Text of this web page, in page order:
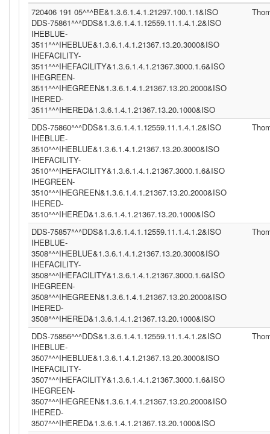
720406 191 05^^^BE&1.3.6.1.4.1.21297.100.1.1&ISO
DDS-75861^^^DDS&1.3.6.1.4.1.12559.11.1.4.1.2&ISO
IHEBLUE-
3511^^^IHEBLUE&1.3.6.1.4.1.21367.13.20.3000&ISO
IHEFACILITY-
3511^^^IHEFACILITY&1.3.6.1.4.1.21367.3000.1.6&ISO
IHEGREEN-
3511^^^IHEGREEN&1.3.6.1.4.1.21367.13.20.2000&ISO
IHERED-
3511^^^IHERED&1.3.6.1.4.1.21367.13.20.1000&ISO
DDS-75860^^^DDS&1.3.6.1.4.1.12559.11.1.4.1.2&ISO
IHEBLUE-
3510^^^IHEBLUE&1.3.6.1.4.1.21367.13.20.3000&ISO
IHEFACILITY-
3510^^^IHEFACILITY&1.3.6.1.4.1.21367.3000.1.6&ISO
IHEGREEN-
3510^^^IHEGREEN&1.3.6.1.4.1.21367.13.20.2000&ISO
IHERED-
3510^^^IHERED&1.3.6.1.4.1.21367.13.20.1000&ISO
DDS-75857^^^DDS&1.3.6.1.4.1.12559.11.1.4.1.2&ISO
IHEBLUE-
3508^^^IHEBLUE&1.3.6.1.4.1.21367.13.20.3000&ISO
IHEFACILITY-
3508^^^IHEFACILITY&1.3.6.1.4.1.21367.3000.1.6&ISO
IHEGREEN-
3508^^^IHEGREEN&1.3.6.1.4.1.21367.13.20.2000&ISO
IHERED-
3508^^^IHERED&1.3.6.1.4.1.21367.13.20.1000&ISO
DDS-75856^^^DDS&1.3.6.1.4.1.12559.11.1.4.1.2&ISO
IHEBLUE-
3507^^^IHEBLUE&1.3.6.1.4.1.21367.13.20.3000&ISO
IHEFACILITY-
3507^^^IHEFACILITY&1.3.6.1.4.1.21367.3000.1.6&ISO
IHEGREEN-
3507^^^IHEGREEN&1.3.6.1.4.1.21367.13.20.2000&ISO
IHERED-
3507^^^IHERED&1.3.6.1.4.1.21367.13.20.1000&ISO